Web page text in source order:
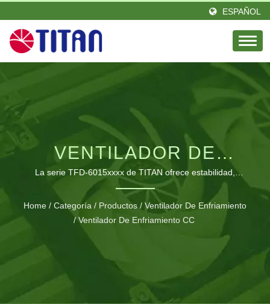
ESPAÑOL
VENTILADOR DE
REFRIGERACIÓN DC
PROFESIONAL CON
APLICACIONES
VERSÁTILES
La serie TFD-6015xxxx de TITAN ofrece estabilidad,
funcionamiento super silencioso y excelente disipación de
calor en un diseño compacto de 60mm x 60mm x 15mm.
Home / Categoría / Productos / Ventilador De Enfriamiento
/ Ventilador De Enfriamiento CC